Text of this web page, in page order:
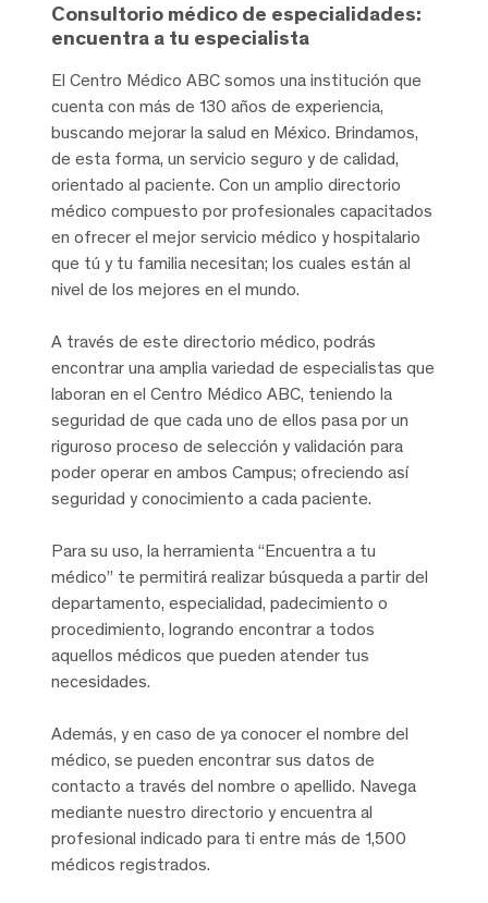
Consultorio médico de especialidades:
encuentra a tu especialista
El Centro Médico ABC somos una institución que
cuenta con más de 130 años de experiencia,
buscando mejorar la salud en México. Brindamos,
de esta forma, un servicio seguro y de calidad,
orientado al paciente. Con un amplio directorio
médico compuesto por profesionales capacitados
en ofrecer el mejor servicio médico y hospitalario
que tú y tu familia necesitan; los cuales están al
nivel de los mejores en el mundo.
A través de este directorio médico, podrás
encontrar una amplia variedad de especialistas que
laboran en el Centro Médico ABC, teniendo la
seguridad de que cada uno de ellos pasa por un
riguroso proceso de selección y validación para
poder operar en ambos Campus; ofreciendo así
seguridad y conocimiento a cada paciente.
Para su uso, la herramienta “Encuentra a tu
médico” te permitirá realizar búsqueda a partir del
departamento, especialidad, padecimiento o
procedimiento, logrando encontrar a todos
aquellos médicos que pueden atender tus
necesidades.
Además, y en caso de ya conocer el nombre del
médico, se pueden encontrar sus datos de
contacto a través del nombre o apellido. Navega
mediante nuestro directorio y encuentra al
profesional indicado para ti entre más de 1,500
médicos registrados.